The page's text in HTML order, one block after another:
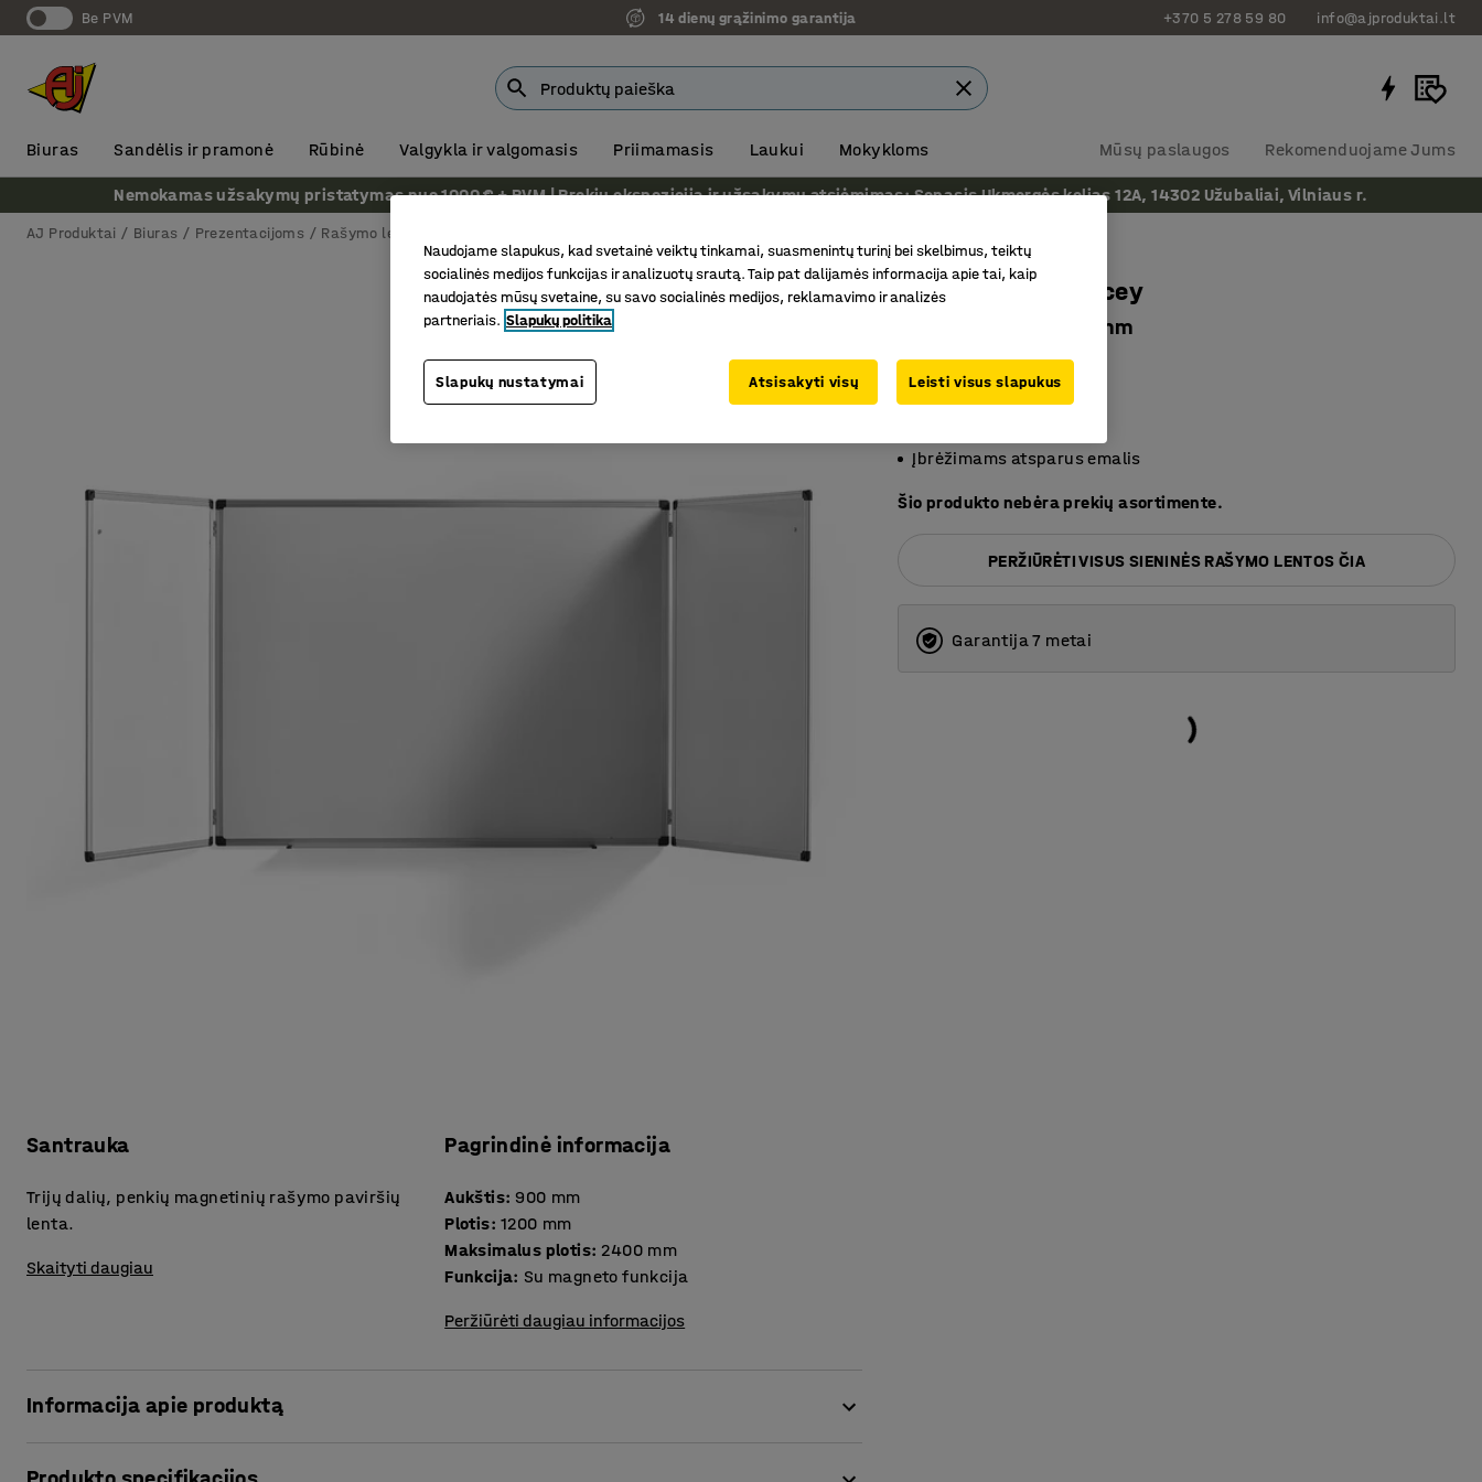
Be PVM 14 dienų grąžinimo garantija +370 5 278 59 80 info@ajproduktai.lt
Biuras Sandėlis ir pramonė Rūbinė Valgykla ir valgomasis Priimamasis Laukui Mokykloms Mūsų paslaugos Rekomenduojame Jums
Nemokamas užsakymų pristatymas nuo 1000 € + PVM | Prekių ekspozicija ir užsakymų atsiėmimas: Senasis Ukmergės kelias 12A, 14302 Užubaliai, Vilniaus r.
AJ Produktai Biuras Prezentacijoms Rašymo lentos
Santrauka
Trijų dalių, penkių magnetinių rašymo paviršių
lenta.
Skaityti daugiau
Pagrindinė informacija
Aukštis: 900 mm
Plotis: 1200 mm
Maksimalus plotis: 2400 mm
Funkcija: Su magneto funkcija
Peržiūrėti daugiau informacijos
Informacija apie produktą
Rašymo lenta Tracey
3 dalių, 2400 x 900 mm
Prekės kodas:114902
Lengvai valoma
Įbrėžimams atsparus emalis
Šio produkto nebėra prekių asortimente.
PERŽIŪRĖTI VISUS SIENINĖS RAŠYMO LENTOS ČIA
Garantija 7 metai
Naudojame slapukus, kad svetainė veiktų tinkamai, suasmenintų turinį bei skelbimus, teiktų
socialinės medijos funkcijas ir analizuotų srautą. Taip pat dalijamės informacija apie tai, kaip
naudojatės mūsų svetaine, su savo socialinės medijos, reklamavimo ir analizės
partneriais. Slapukų politika
Slapukų nustatymai Atsisakyti visų Leisti visus slapukus